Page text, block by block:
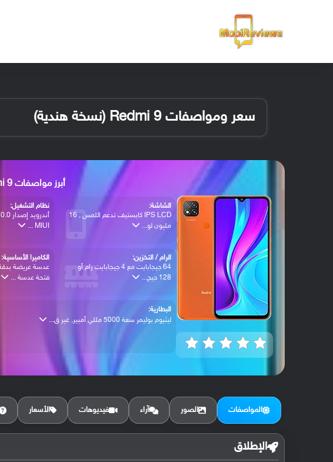
سعر ومواصفات Redmi 9 (نسخة هندية)
أبرز مواصفات Redmi 9 (نسخة هندية)
الشاشة:
IPS LCD كابستيف تدعم اللمس , 16
مليون لو...
نظام التشغيل:
MIUI ...
الرام / التخزين:
64 جيجابايت مع 4 جيجابايت رام أو
128 جيج...
الكاميرا الأساسية:
فتحة عدسة ...
البطارية:
ليثيوم بوليمر سعة 5000 مللي أمبير, غير ق...
المواصفات الصور آراء فيديوهات الأسعار
الإطلاق